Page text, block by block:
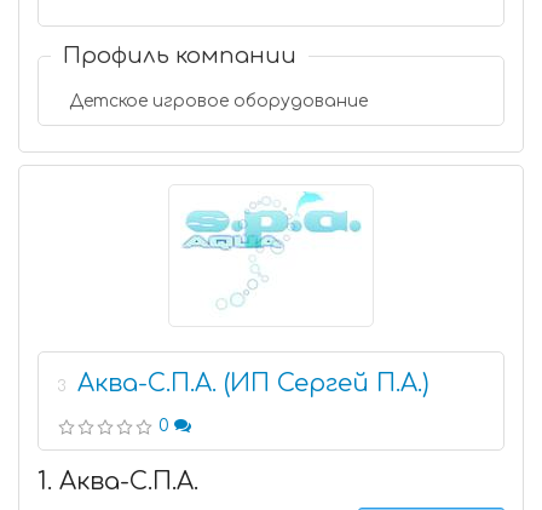
Профиль компании
Детское игровое оборудование
3 Аква-С.П.А. (ИП Сергей П.А.)
0
1. Аква-С.П.А.